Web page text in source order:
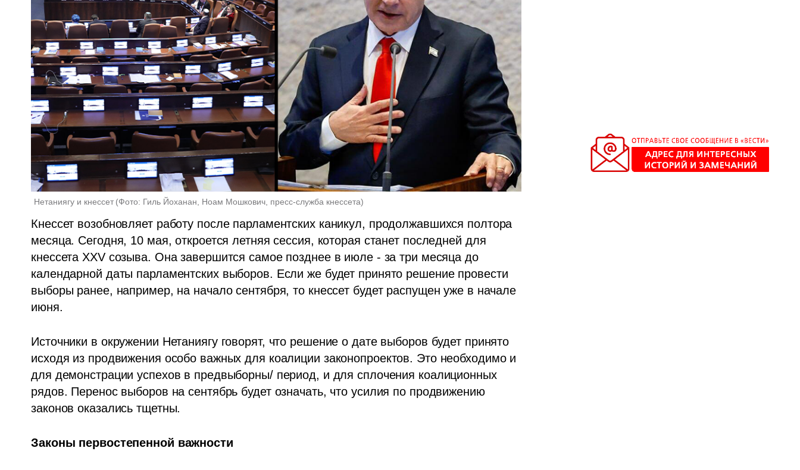
Нетаниягу и кнессет (Фото: Гиль Йоханан, Ноам Мошкович, пресс-служба кнессета)
Кнессет возобновляет работу после парламентских каникул, продолжавшихся полтора
месяца. Сегодня, 10 мая, откроется летняя сессия, которая станет последней для
кнессета XXV созыва. Она завершится самое позднее в июле - за три месяца до
календарной даты парламентских выборов. Если же будет принято решение провести
выборы ранее, например, на начало сентября, то кнессет будет распущен уже в начале
июня.
Источники в окружении Нетаниягу говорят, что решение о дате выборов будет принято
исходя из продвижения особо важных для коалиции законопроектов. Это необходимо и
для демонстрации успехов в предвыборны/ период, и для сплочения коалиционных
рядов. Перенос выборов на сентябрь будет означать, что усилия по продвижению
законов оказались тщетны.
Законы первостепенной важности